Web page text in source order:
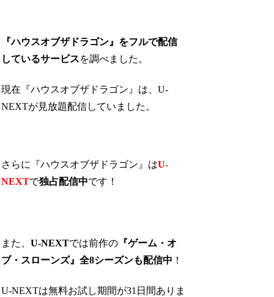
『ハウスオブザドラゴン』をフルで配信
しているサービスを調べました。
現在『ハウスオブザドラゴン』は、U-
NEXTが見放題配信していました。
さらに『ハウスオブザドラゴン』はU-
NEXTで独占配信中です！
また、U-NEXTでは前作の 『ゲーム・オ
ブ・スローンズ』全8シーズンも配信中 ！
U-NEXTは無料お試し期間が31日間ありま